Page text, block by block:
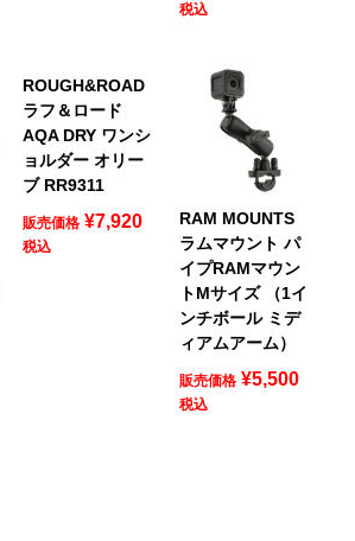
税込
ROUGH&ROAD
ラフ＆ロード
AQA DRY ワンシ
ョルダー オリー
ブ RR9311
販売価格 ¥7,920
税込
RAM MOUNTS
ラムマウント パ
イプRAMマウン
トMサイズ （1イ
ンチボール ミデ
ィアムアーム）
販売価格 ¥5,500
税込